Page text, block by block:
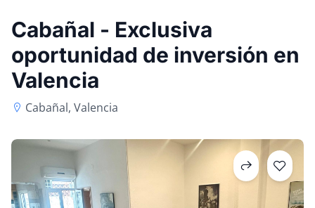
Cabañal - Exclusiva
oportunidad de inversión en
Valencia
Cabañal, Valencia